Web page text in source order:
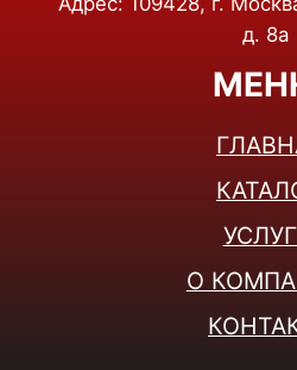
© 2025, ООО "РУСХЕЛТЕХ" Все права
СБ-ВС: ВЫХОДНОЙ
НАМОТОЧНЫЕ СТАНКИ
КОНТАКТЫ
+7(495)001-47-
+7(926)853-15-
info@rusheltech.ru